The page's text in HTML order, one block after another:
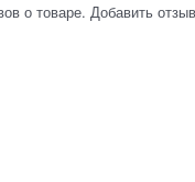
о товаре. Добавить